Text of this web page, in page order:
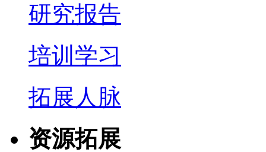
研究报告
培训学习
拓展人脉
资源拓展